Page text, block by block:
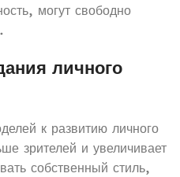
могут свободно
личного
к развитию личного
зрителей и увеличивает
собственный стиль,